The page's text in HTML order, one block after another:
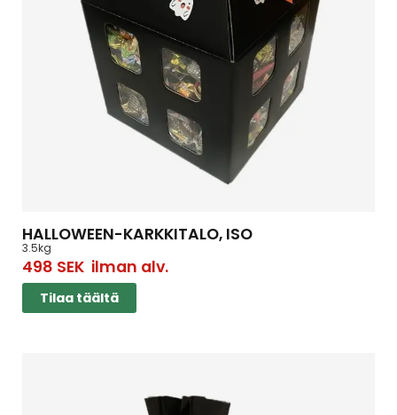
HALLOWEEN-KARKKITALO, ISO
3.5kg
498 SEKilman alv.
Tilaa täältä